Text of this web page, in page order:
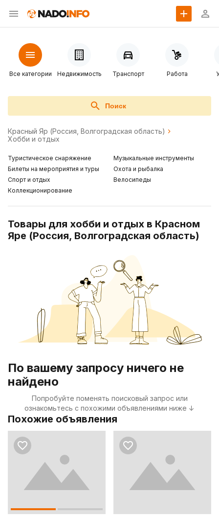
Все категории Недвижимость Транспорт Работа
Поиск
Красный Яр (Россия, Волгоградская область)
Хобби и отдых
Туристическое снаряжение
Билеты на мероприятия и туры
Спорт и отдых
Коллекционирование
Музыкальные инструменты
Охота и рыбалка
Велосипеды
Товары для хобби и отдых в Красном
Яре (Россия, Волгоградская область)
По вашему запросу ничего не
найдено
Попробуйте поменять поисковый запрос или
ознакомьтесь с похожими объявлениями ниже ↓
Похожие объявления